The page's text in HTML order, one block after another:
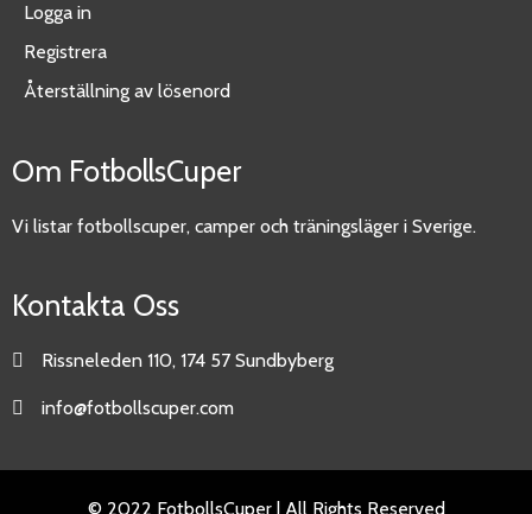
Logga in
Registrera
Återställning av lösenord
Om FotbollsCuper
Vi listar fotbollscuper, camper och träningsläger i Sverige.
Kontakta Oss
Rissneleden 110, 174 57 Sundbyberg
info@fotbollscuper.com
© 2022 FotbollsCuper | All Rights Reserved